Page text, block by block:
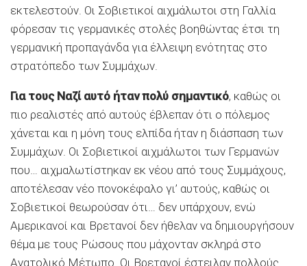
εκτελεστούν. Οι Σοβιετικοί αιχμάλωτοι στη Γαλλία
φόρεσαν τις γερμανικές στολές βοηθώντας έτσι τη
γερμανική προπαγάνδα για έλλειψη ενότητας στο
στρατόπεδο των Συμμάχων.
Για τους Ναζί αυτό ήταν πολύ σημαντικό, καθώς οι
πιο ρεαλιστές από αυτούς έβλεπαν ότι ο πόλεμος
χάνεται και η μόνη τους ελπίδα ήταν η διάσπαση των
Συμμάχων. Οι Σοβιετικοί αιχμάλωτοι των Γερμανών
που… αιχμαλωτίστηκαν εκ νέου από τους Συμμάχους,
αποτέλεσαν νέο πονοκέφαλο γι’ αυτούς, καθώς οι
Σοβιετικοί θεωρούσαν ότι… δεν υπάρχουν, ενώ
Αμερικανοί και Βρετανοί δεν ήθελαν να δημιουργήσουν
θέμα με τους Ρώσους που μάχονταν σκληρά στο
Ανατολικό Μέτωπο. Οι Βρετανοί έστειλαν πολλούς